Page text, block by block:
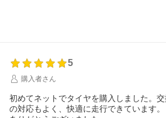
5
購入者さん
初めてネットでタイヤを購入しました。
の対応もよく、快適に走行できています。